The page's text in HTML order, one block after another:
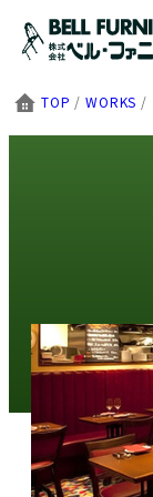
TOP /WORKS /